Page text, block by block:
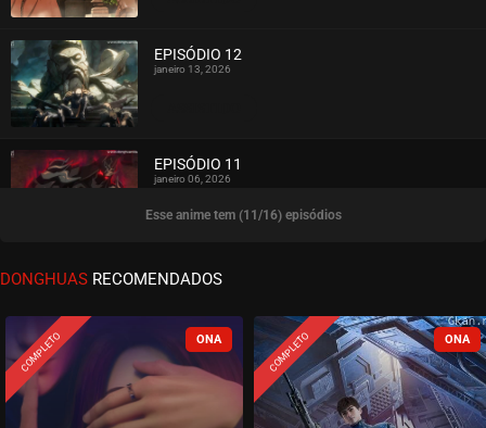
EPISÓDIO 12
janeiro 13, 2026
ASSISTIDO
EPISÓDIO 11
janeiro 06, 2026
ASSISTIDO
EPISÓDIO 10
EPISÓDIO 09
dezembro 14, 2025
Esse anime tem (11/16) episódios
DONGHUAS RECOMENDADOS
COMPLETO COMPLETO